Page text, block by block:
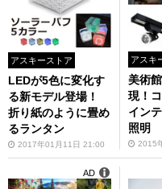
アスキーストア
LEDが5色に変化す
る新モデル登場！
折り紙のように畳め
るランタン
2017年01月11日 21:00
アスキ
美術
現！
イン
照明
2015
AD